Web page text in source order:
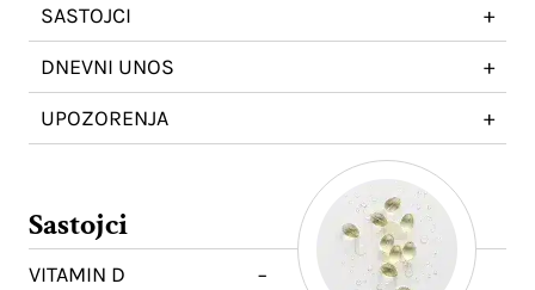
SASTOJCI
+
DNEVNI UNOS
+
UPOZORENJA
+
Sastojci
VITAMIN D −